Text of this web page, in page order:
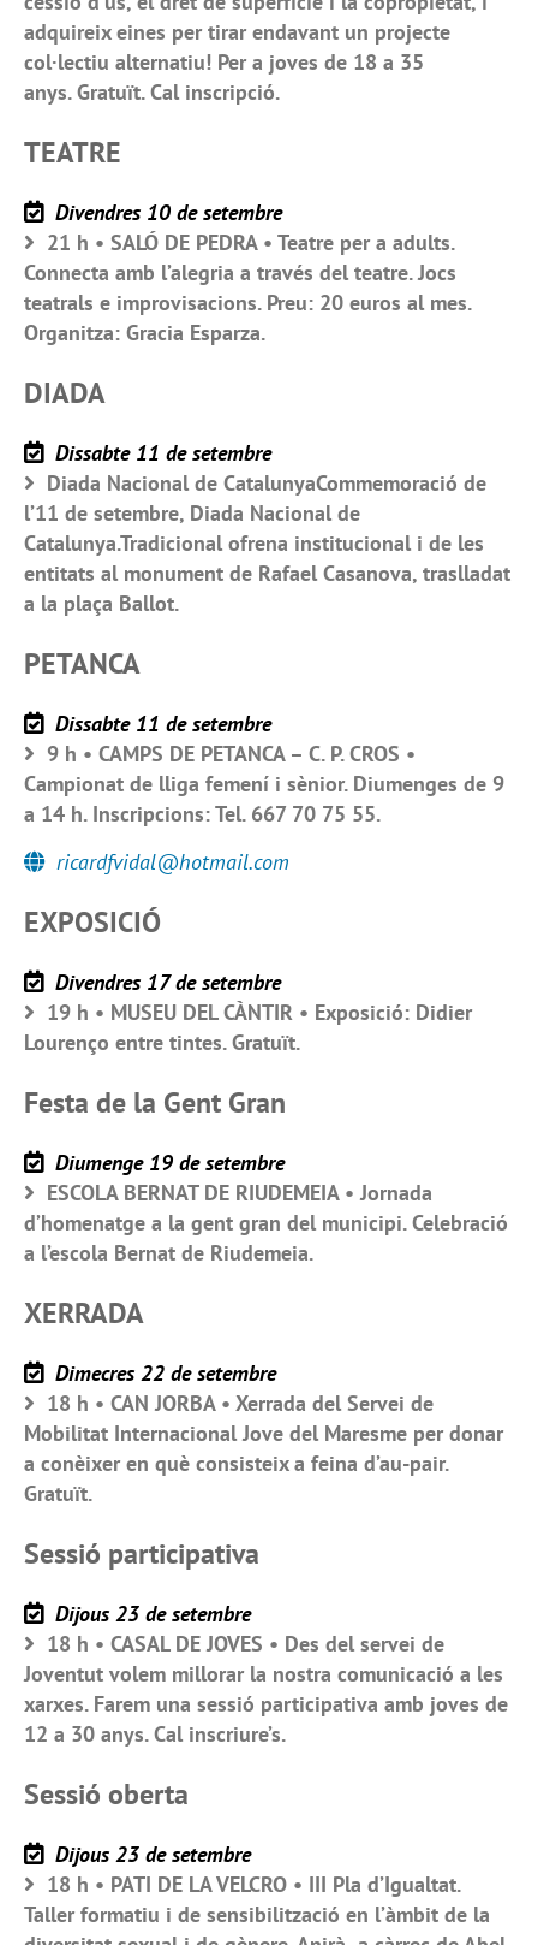
adquireix eines per tirar endavant un projecte
col·lectiu alternatiu! Per a joves de 18 a 35
anys. Gratuït. Cal inscripció.
TEATRE
Divendres 10 de setembre
21 h • SALÓ DE PEDRA • Teatre per a adults.
Connecta amb l’alegria a través del teatre. Jocs
teatrals e improvisacions. Preu: 20 euros al mes.
Organitza: Gracia Esparza.
DIADA
Dissabte 11 de setembre
Diada Nacional de CatalunyaCommemoració de
l’11 de setembre, Diada Nacional de
Catalunya.Tradicional ofrena institucional i de les
entitats al monument de Rafael Casanova, traslladat
a la plaça Ballot.
PETANCA
Dissabte 11 de setembre
9 h • CAMPS DE PETANCA – C. P. CROS •
Campionat de lliga femení i sènior. Diumenges de 9
a 14 h. Inscripcions: Tel. 667 70 75 55.
ricardfvidal@hotmail.com
EXPOSICIÓ
Divendres 17 de setembre
19 h • MUSEU DEL CÀNTIR • Exposició: Didier
Lourenço entre tintes. Gratuït.
Festa de la Gent Gran
Diumenge 19 de setembre
ESCOLA BERNAT DE RIUDEMEIA • Jornada
d’homenatge a la gent gran del municipi. Celebració
a l’escola Bernat de Riudemeia.
XERRADA
Dimecres 22 de setembre
18 h • CAN JORBA • Xerrada del Servei de
Mobilitat Internacional Jove del Maresme per donar
a conèixer en què consisteix a feina d’au-pair.
Gratuït.
Sessió participativa
Dijous 23 de setembre
18 h • CASAL DE JOVES • Des del servei de
Joventut volem millorar la nostra comunicació a les
xarxes. Farem una sessió participativa amb joves de
12 a 30 anys. Cal inscriure’s.
Sessió oberta
Dijous 23 de setembre
18 h • PATI DE LA VELCRO • III Pla d’Igualtat.
Taller formatiu i de sensibilització en l’àmbit de la